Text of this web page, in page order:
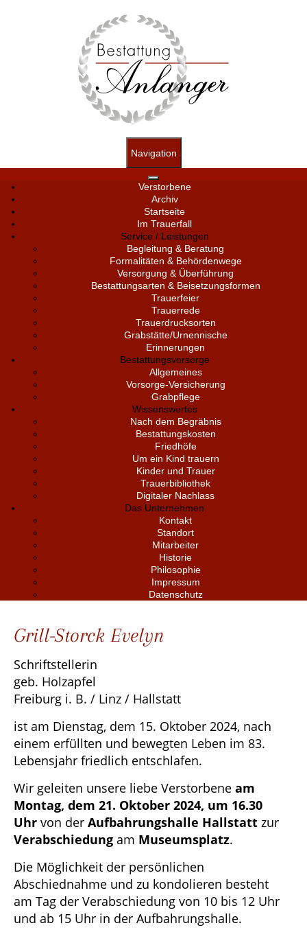
Navigation
Verstorbene
Archiv
Startseite
Im Trauerfall
Service / Leistungen
Begleitung & Beratung
Formalitäten & Behördenwege
Versorgung & Überführung
Bestattungsarten & Beisetzungsformen
Trauerfeier
Trauerrede
Trauerdrucksorten
Grabstätte/Urnennische
Erinnerungen
Bestattungsvorsorge
Allgemeines
Vorsorge-Versicherung
Grabpflege
Wissenswertes
Nach dem Begräbnis
Bestattungskosten
Friedhöfe
Um ein Kind trauern
Kinder und Trauer
Trauerbibliothek
Digitaler Nachlass
Das Unternehmen
Kontakt
Standort
Mitarbeiter
Historie
Philosophie
Impressum
Datenschutz
Grill-Storck Evelyn
Schriftstellerin
geb. Holzapfel
Freiburg i. B. / Linz / Hallstatt
ist am Dienstag, dem 15. Oktober 2024, nach
einem erfüllten und bewegten Leben im 83.
Lebensjahr friedlich entschlafen.
Wir geleiten unsere liebe Verstorbene am
Montag, dem 21. Oktober 2024, um 16.30
Uhr von der Aufbahrungshalle Hallstatt zur
Verabschiedung am Museumsplatz.
Die Möglichkeit der persönlichen
Abschiednahme und zu kondolieren besteht
am Tag der Verabschiedung von 10 bis 12 Uhr
und ab 15 Uhr in der Aufbahrungshalle.